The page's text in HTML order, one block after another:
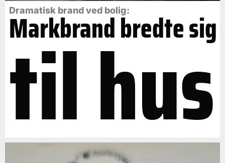
Dramatisk brand ved bolig:
Markbrand bredte sig
til hus